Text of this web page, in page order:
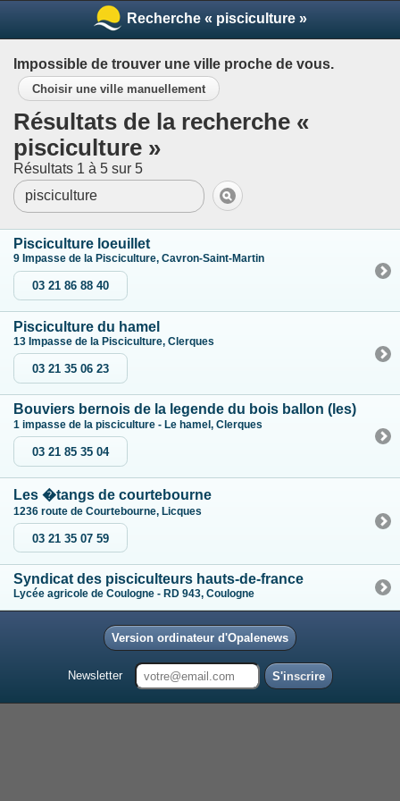
Recherche « pisciculture »
Impossible de trouver une ville proche de vous.
Choisir une ville manuellement
Résultats de la recherche «
pisciculture »
Résultats 1 à 5 sur 5
Pisciculture loeuillet
9 Impasse de la Pisciculture, Cavron-Saint-Martin
03 21 86 88 40
Pisciculture du hamel
13 Impasse de la Pisciculture, Clerques
03 21 35 06 23
Bouviers bernois de la legende du bois ballon (les)
1 impasse de la pisciculture - Le hamel, Clerques
03 21 85 35 04
Les �tangs de courtebourne
1236 route de Courtebourne, Licques
03 21 35 07 59
Syndicat des pisciculteurs hauts-de-france
Lycée agricole de Coulogne - RD 943, Coulogne
Version ordinateur d'Opalenews
Newsletter S'inscrire